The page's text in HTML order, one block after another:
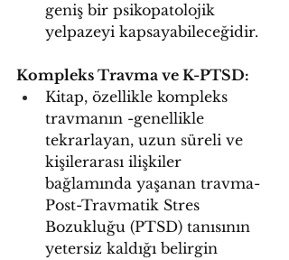
geniş bir psikopatolojik
yelpazeyi kapsayabileceğidir.
Kompleks Travma ve K-PTSD:
Kitap, özellikle kompleks
travmanın -genellikle
tekrarlayan, uzun süreli ve
kişilerarası ilişkiler
bağlamında yaşanan travma-
Post-Travmatik Stres
Bozukluğu (PTSD) tanısının
yetersiz kaldığı belirgin